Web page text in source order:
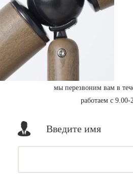
мы перезвоним вам в
работаем с 9.00-
Введите имя